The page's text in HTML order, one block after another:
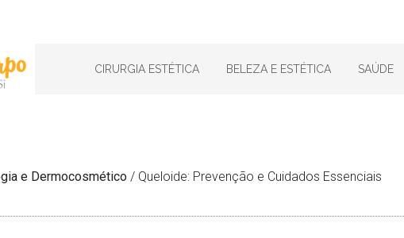
CIRURGIA ESTÉTICA BELEZA E ESTÉTICA SAÚDE
e Dermocosmético / Queloide: Prevenção e Cuidados Essenciais